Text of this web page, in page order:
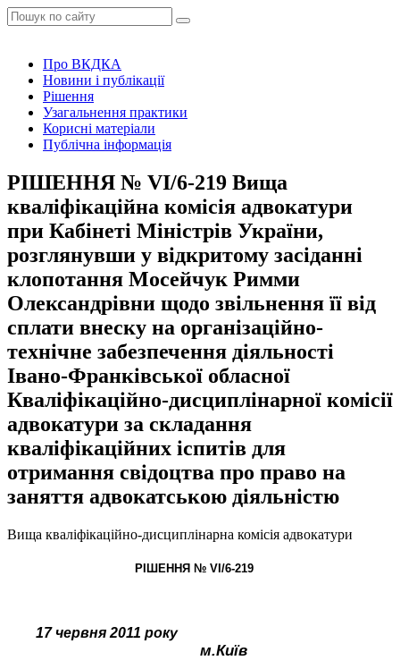
Про ВКДКА
Новини і публікації
Рішення
Узагальнення практики
Корисні матеріали
Публічна інформація
РІШЕННЯ № VІ/6-219 Вища
кваліфікаційна комісія адвокатури
при Кабінеті Міністрів України,
розглянувши у відкритому засіданні
клопотання Мосейчук Римми
Олександрівни щодо звільнення її від
сплати внеску на організаційно-
технічне забезпечення діяльності
Івано-Франківської обласної
Кваліфікаційно-дисциплінарної комісії
адвокатури за складання
кваліфікаційних іспитів для
отримання свідоцтва про право на
заняття адвокатською діяльністю
Вища кваліфікаційно-дисциплінарна комісія адвокатури
РІШЕННЯ № VІ/6-219
17 червня 2011 року
м.Київ